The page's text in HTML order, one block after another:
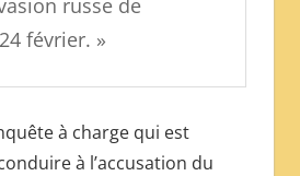
février. »
à charge qui est
à l’accusation du